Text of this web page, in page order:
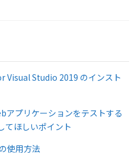
Visual Studio 2019 のインスト
アプリケーションをテストする
てほしいポイント
使用方法